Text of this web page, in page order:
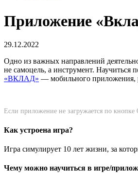
Приложение
29.12.2022
Одно из важных направлений
не самоцель, а инструмент.
«ВКЛАД» — мобильного приложения,
Если приложение не загружается по
Как устроена игра?
Игра симулирует 10 лет жизни, за
Чему можно научиться в игре/